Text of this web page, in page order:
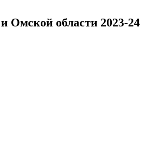
Омской области 2023-24